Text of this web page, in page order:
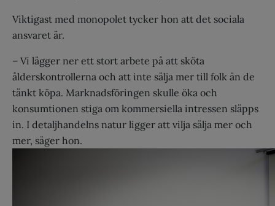
Viktigast med monopolet tycker hon att det sociala
ansvaret är.
– Vi lägger ner ett stort arbete på att sköta
ålderskontrollerna och att inte sälja mer till folk än de
tänkt köpa. Marknadsföringen skulle öka och
konsumtionen stiga om kommersiella intressen släpps
in. I detaljhandelns natur ligger att vilja sälja mer och
mer, säger hon.